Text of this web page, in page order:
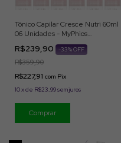
Tônico Capilar Cresce Nutri 60ml
06 Unidades - MyPhios
R$239,90 -33% OFF
R$359,90
R$227,91 com Pix
10xde R$23,99sem juros